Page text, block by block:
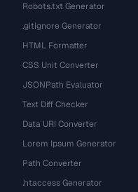
Robots.txt Generator
.gitignore Generator
HTML Formatter
CSS Unit Converter
JSONPath Evaluator
Text Diff Checker
Data URI Converter
Lorem Ipsum Generator
Path Converter
.htaccess Generator